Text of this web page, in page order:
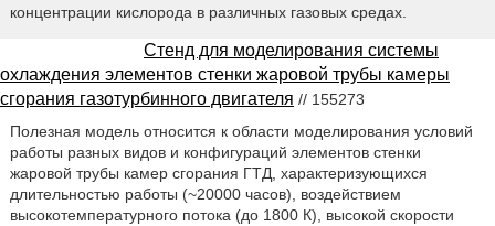
концентрации кислорода в различных газовых средах.
Стенд для моделирования системы
охлаждения элементов стенки жаровой трубы камеры
сгорания газотурбинного двигателя // 155273
Полезная модель относится к области моделирования условий
работы разных видов и конфигураций элементов стенки
жаровой трубы камер сгорания ГТД, характеризующихся
длительностью работы (~20000 часов), воздействием
высокотемпературного потока (до 1800 К), высокой скорости